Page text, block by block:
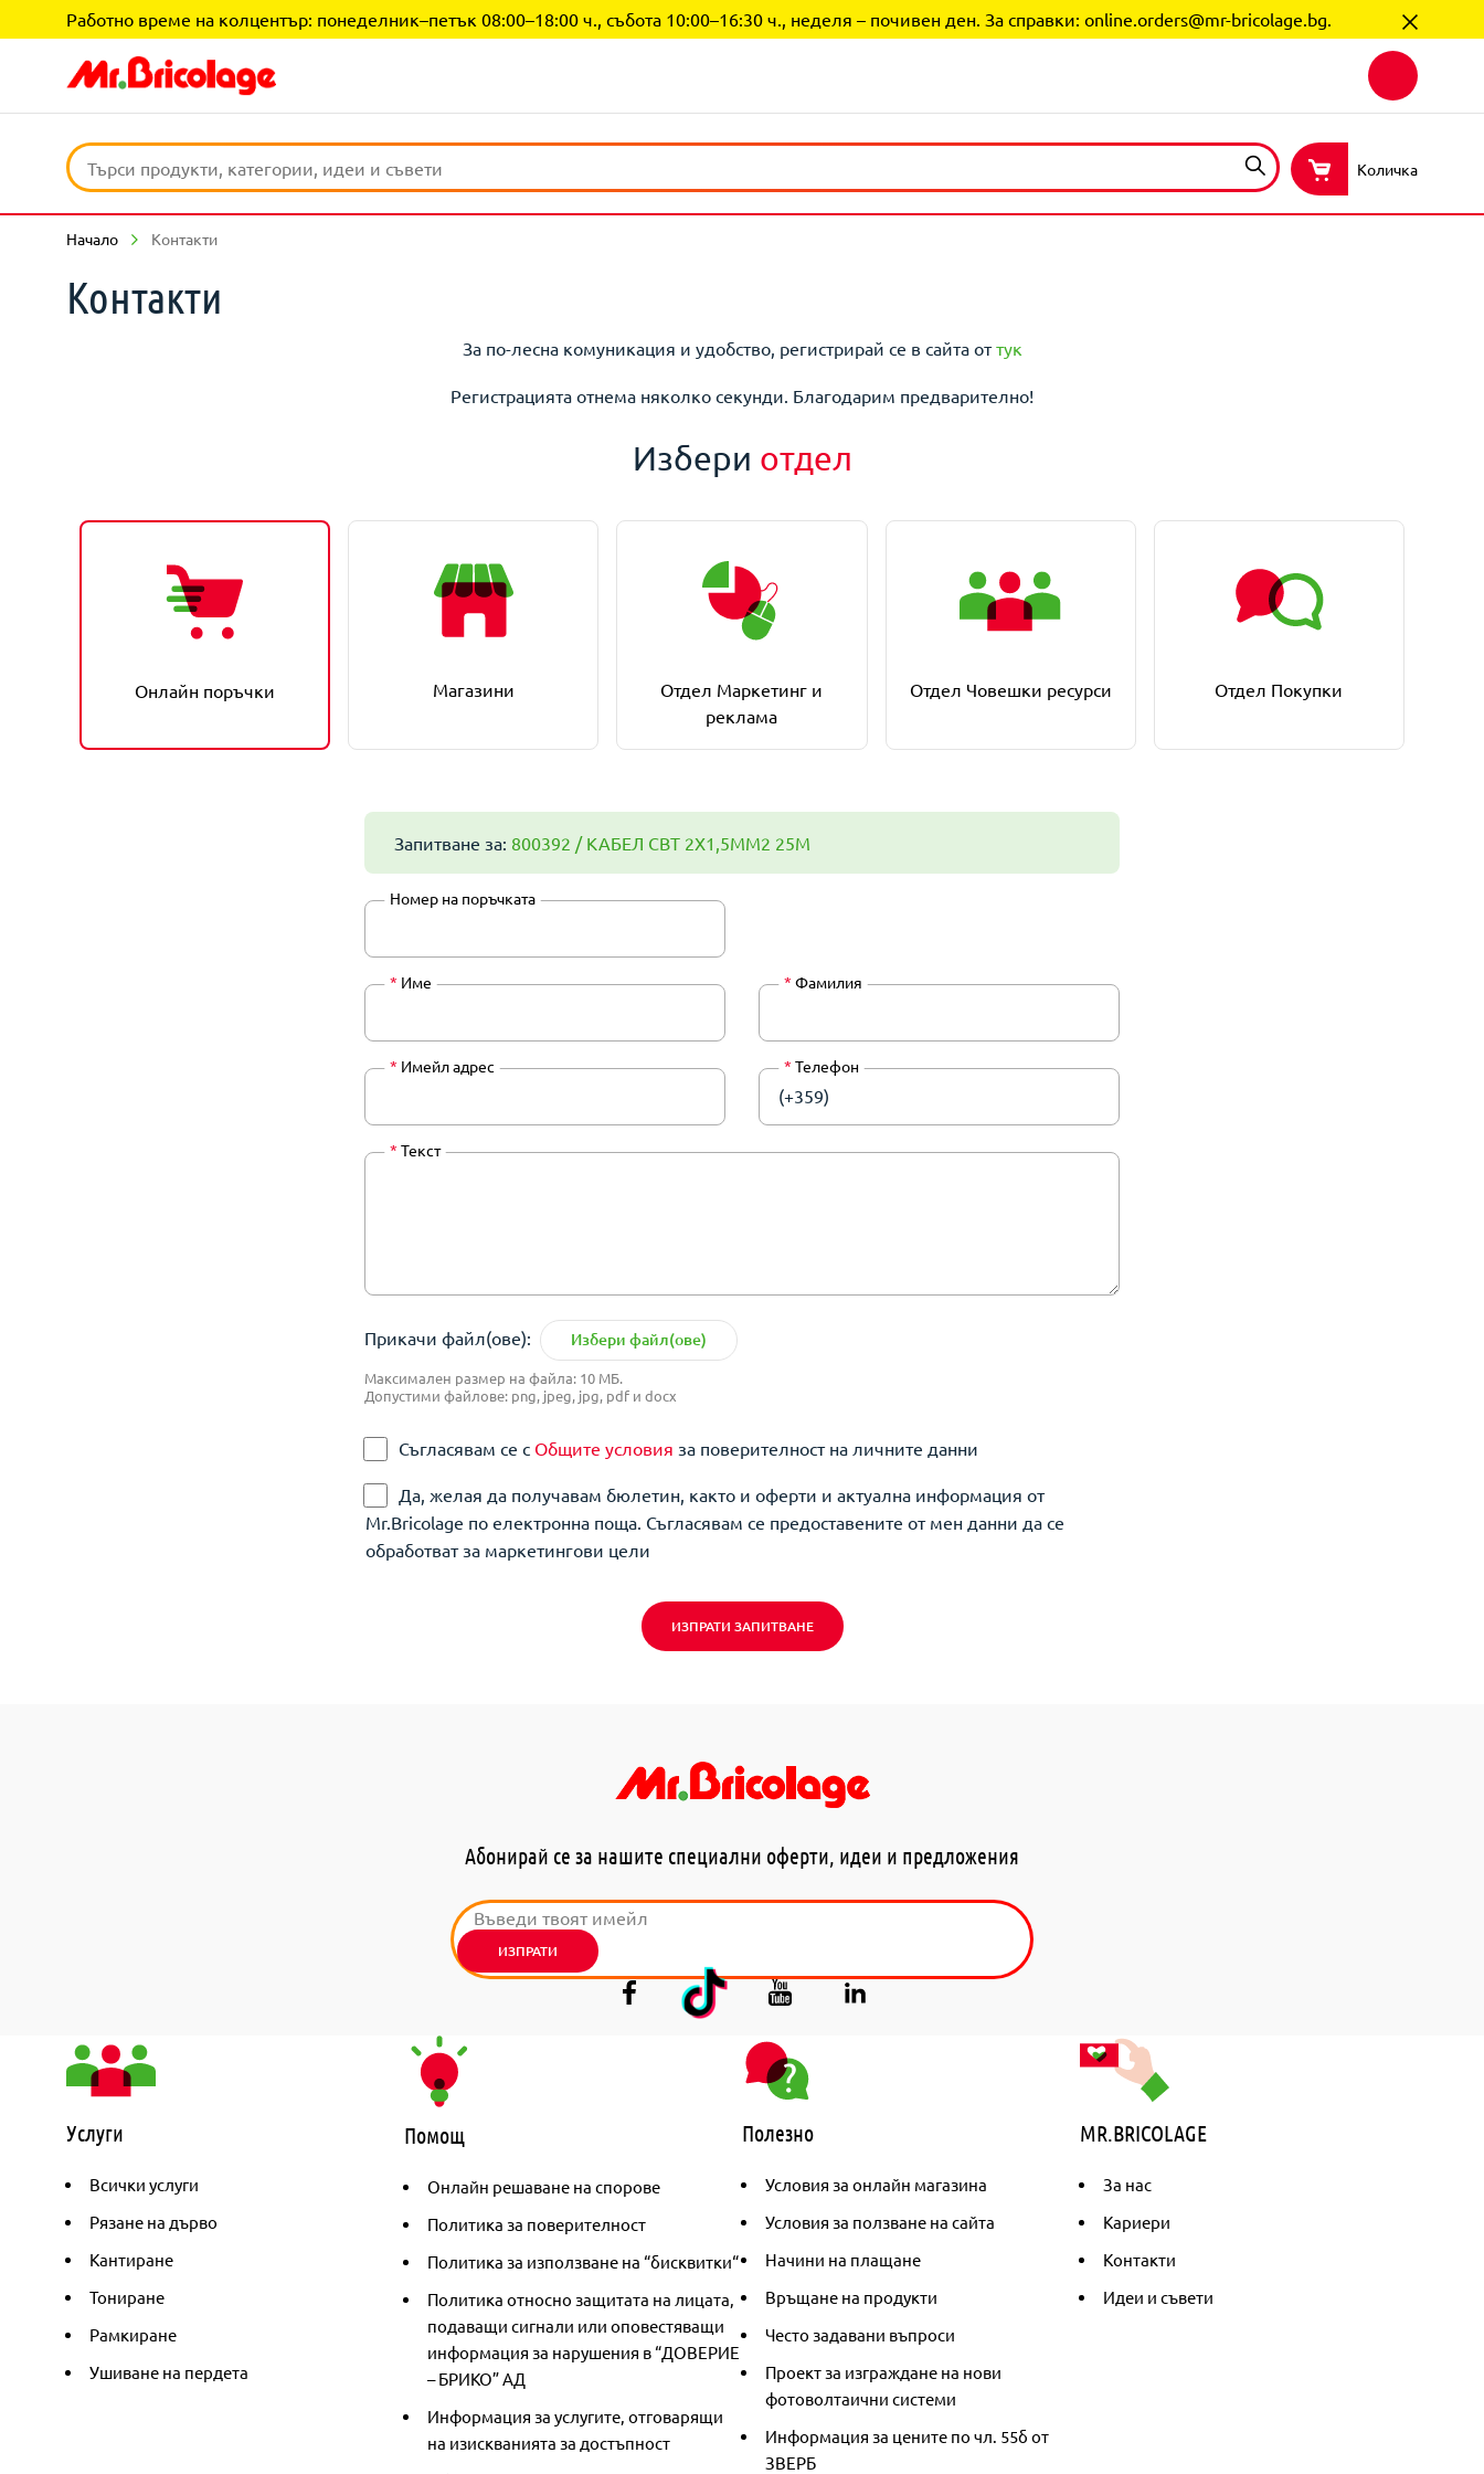
Работно време на колцентър: понеделник–петък 08:00–18:00 ч., събота 10:00–16:30 ч., неделя – почивен ден. За справки: online.orders@mr-bricolage.bg.
Количка
Начало Контакти
Контакти
За по-лесна комуникация и удобство, регистрирай се в сайта оттук
Регистрацията отнема няколко секунди. Благодарим предварително!
Избери отдел
Онлайн поръчки Магазини
Отдел Маркетинг и
реклама
Отдел Човешки ресурси Отдел Покупки
Запитване за: 800392 / КАБЕЛ СВТ 2Х1,5ММ2 25М
Номер на поръчката
* Име * Фамилия
* Имейл адрес * Телефон
(+359)
* Текст
Прикачи файл(ове): Избери файл(ове)
Максимален размер на файла: 10 МБ.
Допустими файлове: png, jpeg, jpg, pdf и docx
Съгласявам се с Общите условия за поверителност на личните данни
Да, желая да получавам бюлетин, както и оферти и актуална информация от
Mr.Bricolage по електронна поща. Съгласявам се предоставените от мен данни да се
обработват за маркетингови цели
ИЗПРАТИ ЗАПИТВАНЕ
Абонирай се за нашите специални оферти, идеи и предложения
ИЗПРАТИ
Услуги
Всички услуги
Рязане на дърво
Кантиране
Тониране
Рамкиране
Ушиване на пердета
Помощ
Онлайн решаване на спорове
Политика за поверителност
Политика за използване на “бисквитки“
Политика относно защитата на лицата,
подаващи сигнали или оповестяващи
информация за нарушения в “ДОВЕРИЕ
– БРИКО” АД
Информация за услугите, отговарящи
на изискванията за достъпност
Полезно
Условия за онлайн магазина
Условия за ползване на сайта
Начини на плащане
Връщане на продукти
Често задавани въпроси
Проект за изграждане на нови
фотоволтаични системи
Информация за цените по чл. 55б от
ЗВЕРБ
MR.BRICOLAGE
За нас
Кариери
Контакти
Идеи и съвети